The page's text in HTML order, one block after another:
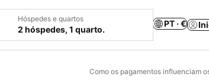
Hóspedes e quartos
2 hóspedes, 1 quarto.
PT · €
Como os pagamentos influenciam